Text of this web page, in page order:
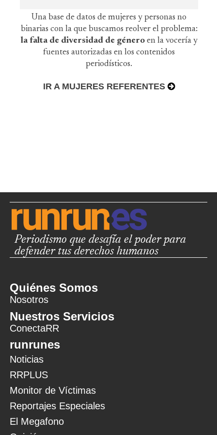
Una base de datos de mujeres y personas no
binarias con la que buscamos reolver el problema:
la falta de diversidad de género en la vocería y
fuentes autorizadas en los contenidos
periodísticos.
IR A MUJERES REFERENTES
Periodismo que desafía el poder para
defender tus derechos humanos
Quiénes Somos
Nosotros
Nuestros Servicios
ConectaRR
runrunes
Noticias
RRPLUS
Monitor de Víctimas
Reportajes Especiales
El Megafono